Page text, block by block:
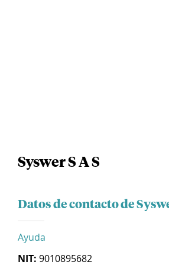
Syswer S A S
Datos de contacto de
Ayuda
NIT: 9010895682